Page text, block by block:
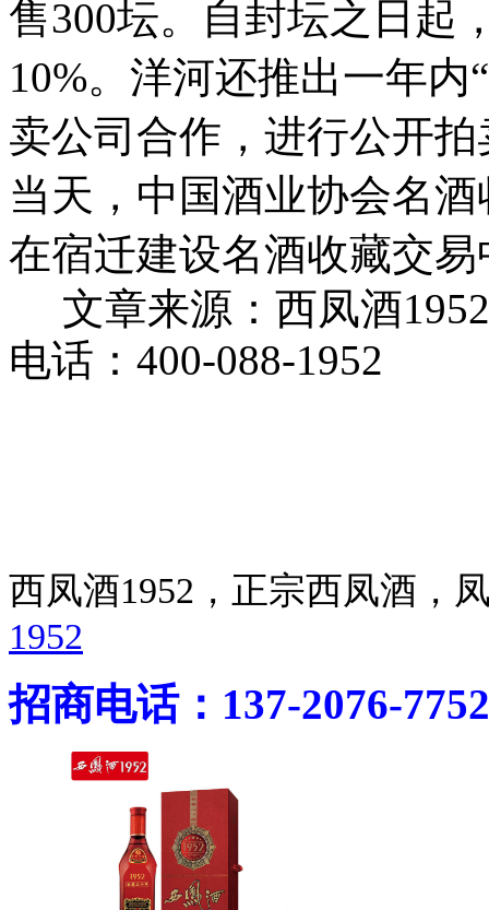
售300坛。自封坛之日起
10%。洋河还推出一年
卖公司合作，进行公开
当天，中国酒业协会名
在宿迁建设名酒收藏交易
文章来源：西凤酒
电话：400-088-1952
西凤酒1952，正宗西凤酒
1952
招商电话：137-2076-7752